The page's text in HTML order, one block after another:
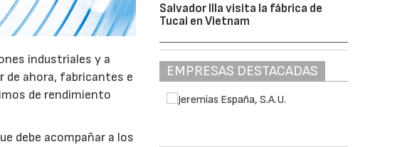
industriales y a
de ahora, fabricantes e
de rendimiento
debe acompañar a los
Salvador Illa visita la fábrica de
Tucai en Vietnam
EMPRESAS DESTACADAS